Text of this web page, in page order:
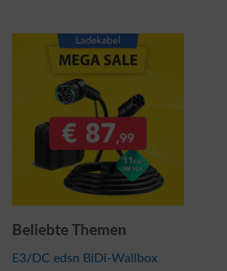
Beliebte Themen
E3/DC edsn BiDi-Wallbox